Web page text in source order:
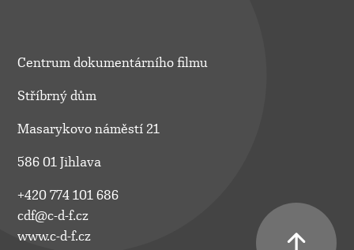
Centrum dokumentárního filmu
Stříbrný dům
Masarykovo náměstí 21
586 01 Jihlava
+420 774 101 686
cdf@c-d-f.cz
www.c-d-f.cz